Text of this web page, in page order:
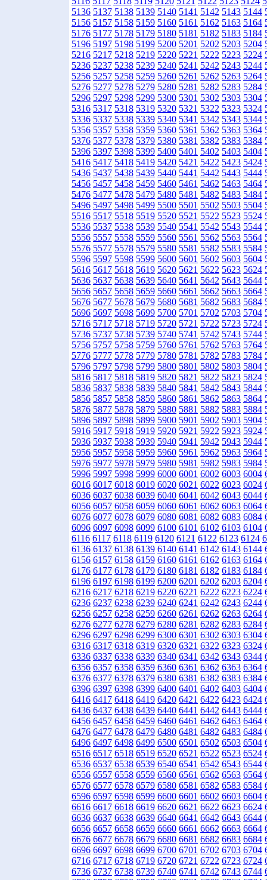
5136 5137 5138 5139 5140 5141 5142 5143 5144
5156 5157 5158 5159 5160 5161 5162 5163 5164
5176 5177 5178 5179 5180 5181 5182 5183 5184
5196 5197 5198 5199 5200 5201 5202 5203 5204
5216 5217 5218 5219 5220 5221 5222 5223 5224
5236 5237 5238 5239 5240 5241 5242 5243 5244
5256 5257 5258 5259 5260 5261 5262 5263 5264
5276 5277 5278 5279 5280 5281 5282 5283 5284
5296 5297 5298 5299 5300 5301 5302 5303 5304
5316 5317 5318 5319 5320 5321 5322 5323 5324
5336 5337 5338 5339 5340 5341 5342 5343 5344
5356 5357 5358 5359 5360 5361 5362 5363 5364
5376 5377 5378 5379 5380 5381 5382 5383 5384
5396 5397 5398 5399 5400 5401 5402 5403 5404
5416 5417 5418 5419 5420 5421 5422 5423 5424
5436 5437 5438 5439 5440 5441 5442 5443 5444
5456 5457 5458 5459 5460 5461 5462 5463 5464
5476 5477 5478 5479 5480 5481 5482 5483 5484
5496 5497 5498 5499 5500 5501 5502 5503 5504
5516 5517 5518 5519 5520 5521 5522 5523 5524
5536 5537 5538 5539 5540 5541 5542 5543 5544
5556 5557 5558 5559 5560 5561 5562 5563 5564
5576 5577 5578 5579 5580 5581 5582 5583 5584
5596 5597 5598 5599 5600 5601 5602 5603 5604
5616 5617 5618 5619 5620 5621 5622 5623 5624
5636 5637 5638 5639 5640 5641 5642 5643 5644
5656 5657 5658 5659 5660 5661 5662 5663 5664
5676 5677 5678 5679 5680 5681 5682 5683 5684
5696 5697 5698 5699 5700 5701 5702 5703 5704
5716 5717 5718 5719 5720 5721 5722 5723 5724
5736 5737 5738 5739 5740 5741 5742 5743 5744
5756 5757 5758 5759 5760 5761 5762 5763 5764
5776 5777 5778 5779 5780 5781 5782 5783 5784
5796 5797 5798 5799 5800 5801 5802 5803 5804
5816 5817 5818 5819 5820 5821 5822 5823 5824
5836 5837 5838 5839 5840 5841 5842 5843 5844
5856 5857 5858 5859 5860 5861 5862 5863 5864
5876 5877 5878 5879 5880 5881 5882 5883 5884
5896 5897 5898 5899 5900 5901 5902 5903 5904
5916 5917 5918 5919 5920 5921 5922 5923 5924
5936 5937 5938 5939 5940 5941 5942 5943 5944
5956 5957 5958 5959 5960 5961 5962 5963 5964
5976 5977 5978 5979 5980 5981 5982 5983 5984
5996 5997 5998 5999 6000 6001 6002 6003 6004
6016 6017 6018 6019 6020 6021 6022 6023 6024
6036 6037 6038 6039 6040 6041 6042 6043 6044
6056 6057 6058 6059 6060 6061 6062 6063 6064
6076 6077 6078 6079 6080 6081 6082 6083 6084
6096 6097 6098 6099 6100 6101 6102 6103 6104
6116 6117 6118 6119 6120 6121 6122 6123 6124
6136 6137 6138 6139 6140 6141 6142 6143 6144
6156 6157 6158 6159 6160 6161 6162 6163 6164
6176 6177 6178 6179 6180 6181 6182 6183 6184
6196 6197 6198 6199 6200 6201 6202 6203 6204
6216 6217 6218 6219 6220 6221 6222 6223 6224
6236 6237 6238 6239 6240 6241 6242 6243 6244
6256 6257 6258 6259 6260 6261 6262 6263 6264
6276 6277 6278 6279 6280 6281 6282 6283 6284
6296 6297 6298 6299 6300 6301 6302 6303 6304
6316 6317 6318 6319 6320 6321 6322 6323 6324
6336 6337 6338 6339 6340 6341 6342 6343 6344
6356 6357 6358 6359 6360 6361 6362 6363 6364
6376 6377 6378 6379 6380 6381 6382 6383 6384
6396 6397 6398 6399 6400 6401 6402 6403 6404
6416 6417 6418 6419 6420 6421 6422 6423 6424
6436 6437 6438 6439 6440 6441 6442 6443 6444
6456 6457 6458 6459 6460 6461 6462 6463 6464
6476 6477 6478 6479 6480 6481 6482 6483 6484
6496 6497 6498 6499 6500 6501 6502 6503 6504
6516 6517 6518 6519 6520 6521 6522 6523 6524
6536 6537 6538 6539 6540 6541 6542 6543 6544
6556 6557 6558 6559 6560 6561 6562 6563 6564
6576 6577 6578 6579 6580 6581 6582 6583 6584
6596 6597 6598 6599 6600 6601 6602 6603 6604
6616 6617 6618 6619 6620 6621 6622 6623 6624
6636 6637 6638 6639 6640 6641 6642 6643 6644
6656 6657 6658 6659 6660 6661 6662 6663 6664
6676 6677 6678 6679 6680 6681 6682 6683 6684
6696 6697 6698 6699 6700 6701 6702 6703 6704
6716 6717 6718 6719 6720 6721 6722 6723 6724
6736 6737 6738 6739 6740 6741 6742 6743 6744